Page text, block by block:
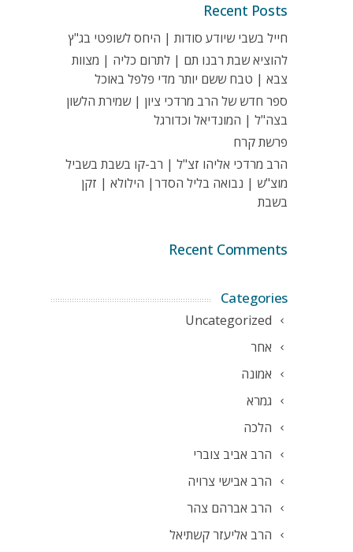
Recent Posts
חייל בשבי שיודע סודות | היחס לשופטי בג"ץ
להוציא שבת רבנו תם | לתרום כליה | מצוות
צבא | טבח ששם יותר מדי פלפל באוכל
ספר חדש של הרב מרדכי ציון | שמירת הלשון
בצה"ל | המונדיאל וכדורגל
פרשת קרח
הרב מרדכי אליהו זצ"ל | רב-קו בשבת בשביל
מוצ"ש | נבואה בליל הסדר| הילולא | זקן
בשבת
Recent Comments
Categories
Uncategorized
אחר
אמונה
גמרא
הלכה
הרב אביב צוברי
הרב אבישי צרויה
הרב אברהם צהר
הרב אליעזר קשתיאל